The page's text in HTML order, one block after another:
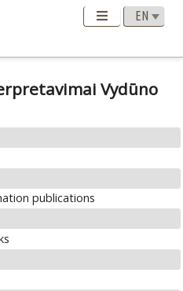
Vydūno
publications